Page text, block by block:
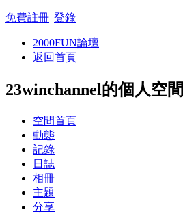
免費註冊 |登錄
2000FUN論壇
返回首頁
23winchannel的個人空間
空間首頁
動態
記錄
日誌
相冊
主題
分享